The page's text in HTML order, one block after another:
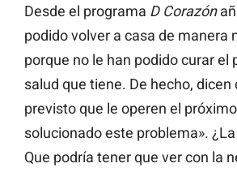
Desde el programa D Corazón
podido volver a casa de manera
porque no le han podido curar el
salud que tiene. De hecho, dicen
previsto que le operen el
solucionado este problema».
Que podría tener que ver con la